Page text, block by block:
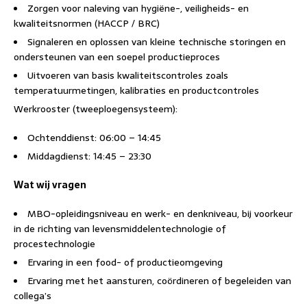
Zorgen voor naleving van hygiëne-, veiligheids- en
kwaliteitsnormen (HACCP / BRC)
Signaleren en oplossen van kleine technische storingen en
ondersteunen van een soepel productieproces
Uitvoeren van basis kwaliteitscontroles zoals
temperatuurmetingen, kalibraties en productcontroles
Werkrooster (tweeploegensysteem):
Ochtenddienst: 06:00 – 14:45
Middagdienst: 14:45 – 23:30
Wat wij vragen
MBO-opleidingsniveau en werk- en denkniveau, bij voorkeur
in de richting van levensmiddelentechnologie of
procestechnologie
Ervaring in een food- of productieomgeving
Ervaring met het aansturen, coördineren of begeleiden van
collega’s